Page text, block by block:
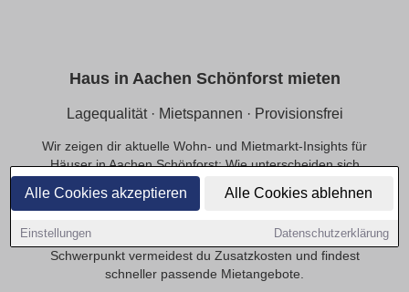
Alle Cookies akzeptieren Alle Cookies ablehnen
Einstellungen Datenschutzerklärung
Haus in Aachen Schönforst mieten
Lagequalität · Mietspannen · Provisionsfrei
Wir zeigen dir aktuelle Wohn- und Mietmarkt-Insights für
Häuser in Aachen Schönforst: Wie unterscheiden sich
Mietpreise innerhalb der Lage, welche Infrastruktur
beeinflusst die Nachfrage und welche Preisbereiche sind
Planung deiner monatlichen Kosten. Mit provisionsfrei als
Schwerpunkt vermeidest du Zusatzkosten und findest
schneller passende Mietangebote.